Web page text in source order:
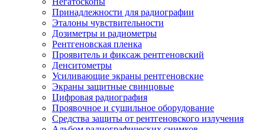
Принадлежности для радиографии
Эталоны чувствительности
Дозиметры и радиометры
Рентгеновская пленка
Проявитель и фиксаж рентгеновский
Денситометры
Усиливающие экраны рентгеновские
Экраны защитные свинцовые
Цифровая радиография
Проявочное и сушильное оборудование
Средства защиты от рентгеновского излучения